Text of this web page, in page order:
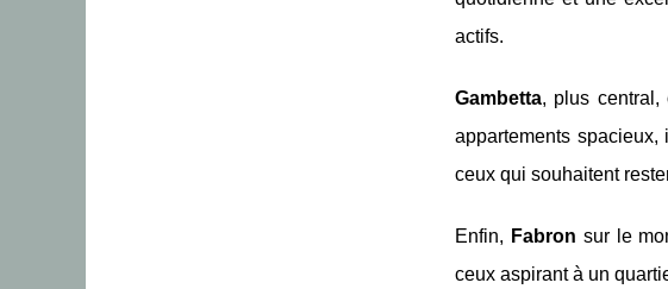
actifs.
Gambetta, plus central,
appartements
ceux qui souhaitent
Enfin, Fabron sur le
ceux aspirant à un